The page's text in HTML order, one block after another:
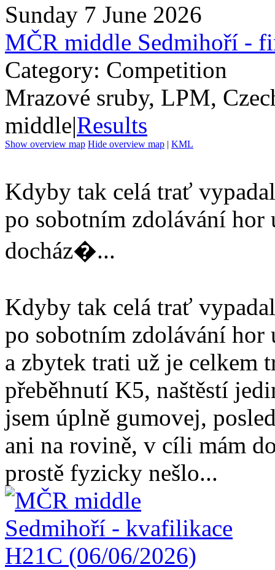
Sunday 7 June 2026
MČR middle Sedmihoří -
Category: Competition
Mrazové sruby, LPM,
middle|Results
Show overview map Hide overview map | KML
Kdyby tak celá trať
po sobotním zdolávání hor
docház�...
Kdyby tak celá trať
po sobotním zdolávání hor
a zbytek trati už je celkem
přeběhnutí K5, naštěstí
jsem úplně gumovej,
ani na rovině, v cíli mám
prostě fyzicky nešlo...